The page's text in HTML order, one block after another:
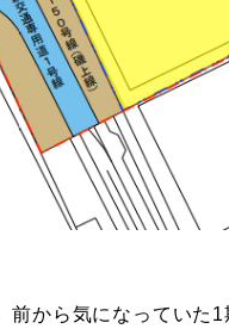
前から気になっていた